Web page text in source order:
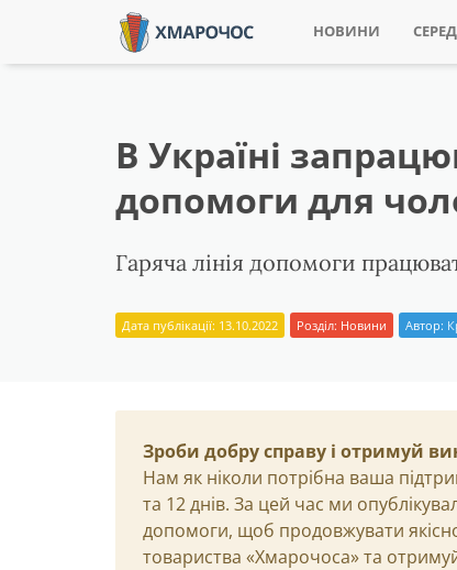
НОВИНИ
В Україні
допомоги для
Гаряча лінія допомоги
Дата публікації: 13.10.2022 Розділ: Новини Автор:
Зроби добру справу і отримуй
Нам як ніколи потрібна ваша
та 12 днів. За цей час ми
допомоги, щоб продовжувати
товариства «Хмарочоса» та